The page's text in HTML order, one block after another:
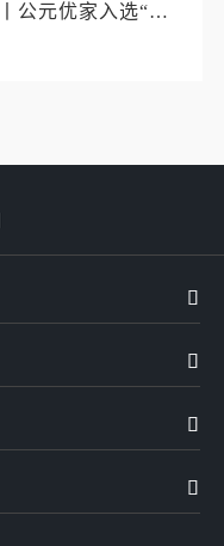
公元优家入选“人



